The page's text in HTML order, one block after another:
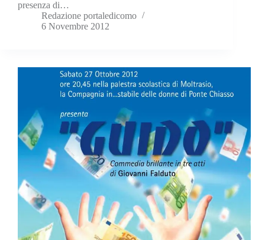
presenza di…
Redazione portaledicomo
6 Novembre 2012